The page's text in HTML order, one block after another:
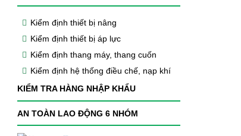
Kiểm định thiết bị nâng
Kiểm định thiết bị áp lực
Kiểm định thang máy, thang cuốn
Kiểm định hệ thống điều chế, nạp khí
KIỂM TRA HÀNG NHẬP KHẨU
AN TOÀN LAO ĐỘNG 6 NHÓM